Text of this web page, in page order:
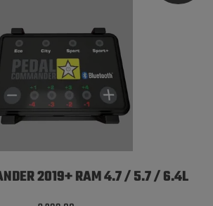
2019+ RAM 4.7 / 5.7 / 6.4L